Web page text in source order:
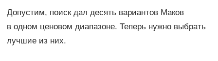
Допустим, поиск дал десять вариантов Маков
в одном ценовом диапазоне. Теперь нужно выбрать
лучшие из них.